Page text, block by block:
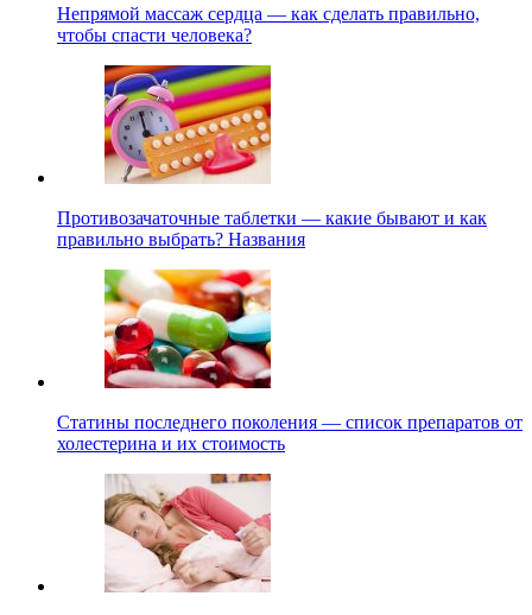
Непрямой массаж сердца — как сделать правильно,
чтобы спасти человека?
Противозачаточные таблетки — какие бывают и как
правильно выбрать? Названия
Статины последнего поколения — список препаратов от
холестерина и их стоимость